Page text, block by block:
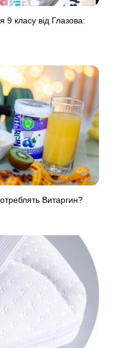
9 класу від Глазова:
Витаргин?